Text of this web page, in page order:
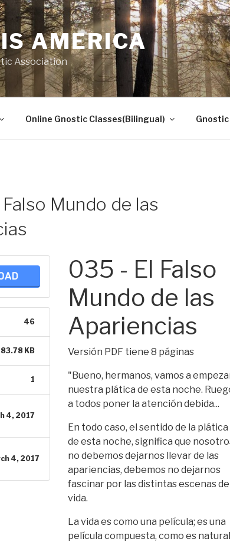
AMERICA
Association
Online Gnostic Classes(Bilingual) Gnostic
Mundo de las
46
KB
1
4, 2017
4, 2017
035 - El Falso
Mundo de las
Apariencias
Versión PDF tiene 8 páginas
"Bueno, hermanos, vamos a
nuestra plática de esta noche.
a todos poner la atención debida...
En todo caso, el sentido de la plática
de esta noche, significa que
no debemos dejarnos llevar de las
apariencias, debemos no dejarnos
fascinar por las distintas escenas de
vida.
La vida es como una película; es una
película compuesta, como es